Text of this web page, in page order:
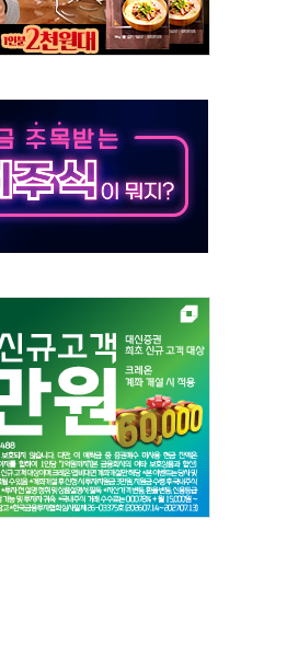
가동
구조
보 발효
38도 넘으면 중단